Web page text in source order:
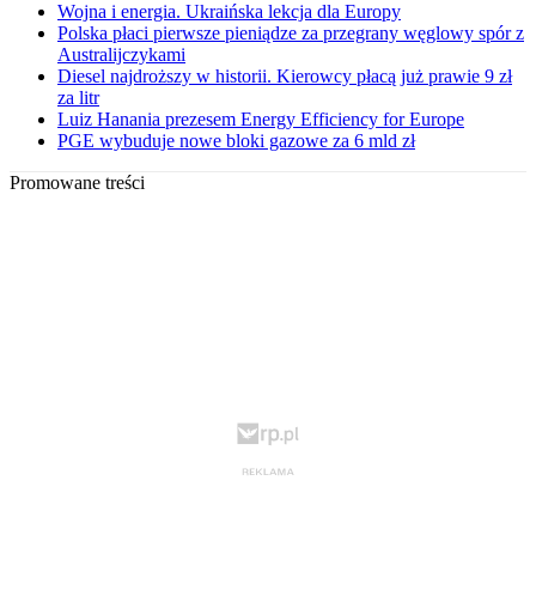
Wojna i energia. Ukraińska lekcja dla Europy
Polska płaci pierwsze pieniądze za przegrany węglowy spór z
Australijczykami
Diesel najdroższy w historii. Kierowcy płacą już prawie 9 zł
za litr
Luiz Hanania prezesem Energy Efficiency for Europe
PGE wybuduje nowe bloki gazowe za 6 mld zł
Promowane treści